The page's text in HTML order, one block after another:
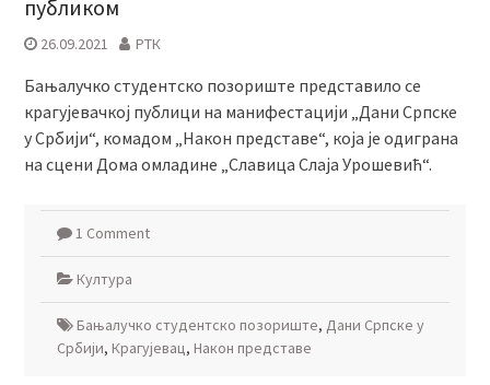
публиком
26.09.2021 РТК
Бањалучко студентско позориште представило се
крагујевачкој публици на манифестацији „Дани Српске
у Србији“, комадом „Након представе“, која је одиграна
на сцени Дома омладине „Славица Слаја Урошевић“.
1 Comment
Култура
Бањалучко студентско позориште, Дани Српске у
Србији, Крагујевац, Након представе